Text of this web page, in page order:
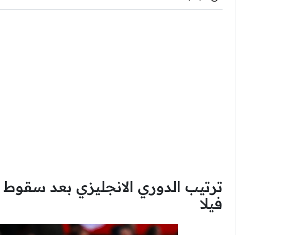
ترتيب الدوري الانجليزي بعد
فيلا